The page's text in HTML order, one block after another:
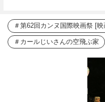
第62回カンヌ国際映画祭 [映
カールじいさんの空飛ぶ家